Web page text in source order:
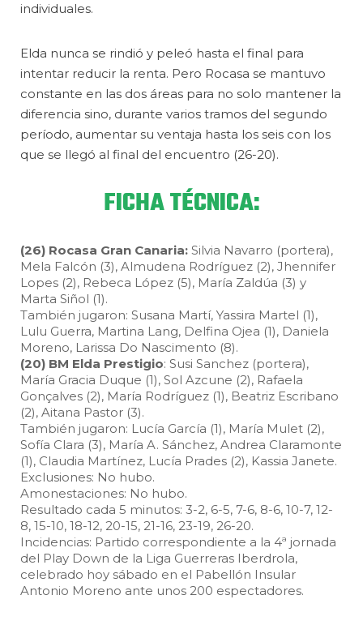
individuales.
Elda nunca se rindió y peleó hasta el final para
intentar reducir la renta. Pero Rocasa se mantuvo
constante en las dos áreas para no solo mantener la
diferencia sino, durante varios tramos del segundo
período, aumentar su ventaja hasta los seis con los
que se llegó al final del encuentro (26-20).
FICHA TÉCNICA:
(26) Rocasa Gran Canaria: Silvia Navarro (portera),
Mela Falcón (3), Almudena Rodríguez (2), Jhennifer
Lopes (2), Rebeca López (5), María Zaldúa (3) y
Marta Siñol (1).
También jugaron: Susana Martí, Yassira Martel (1),
Lulu Guerra, Martina Lang, Delfina Ojea (1), Daniela
Moreno, Larissa Do Nascimento (8).
(20) BM Elda Prestigio: Susi Sanchez (portera),
María Gracia Duque (1), Sol Azcune (2), Rafaela
Gonçalves (2), María Rodríguez (1), Beatriz Escribano
(2), Aitana Pastor (3).
También jugaron: Lucía García (1), María Mulet (2),
Sofía Clara (3), María A. Sánchez, Andrea Claramonte
(1), Claudia Martínez, Lucía Prades (2), Kassia Janete.
Exclusiones: No hubo.
Amonestaciones: No hubo.
Resultado cada 5 minutos: 3-2, 6-5, 7-6, 8-6, 10-7, 12-
8, 15-10, 18-12, 20-15, 21-16, 23-19, 26-20.
Incidencias: Partido correspondiente a la 4ª jornada
del Play Down de la Liga Guerreras Iberdrola,
celebrado hoy sábado en el Pabellón Insular
Antonio Moreno ante unos 200 espectadores.